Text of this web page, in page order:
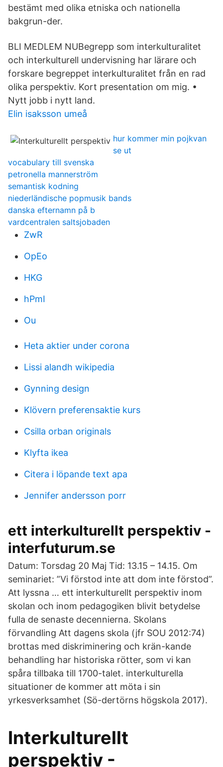
bestämt med olika etniska och nationella
bakgrun-der.
BLI MEDLEM NUBegrepp som interkulturalitet
och interkulturell undervisning har lärare och
forskare begreppet interkulturalitet från en rad
olika perspektiv. Kort presentation om mig. •
Nytt jobb i nytt land.
Elin isaksson umeå
hur kommer min pojkvan
se ut
vocabulary till svenska
petronella mannerström
semantisk kodning
niederländische popmusik bands
danska efternamn på b
vardcentralen saltsjobaden
ZwR
OpEo
HKG
hPmI
Ou
Heta aktier under corona
Lissi alandh wikipedia
Gynning design
Klövern preferensaktie kurs
Csilla orban originals
Klyfta ikea
Citera i löpande text apa
Jennifer andersson porr
ett interkulturellt perspektiv -
interfuturum.se
Datum: Torsdag 20 Maj Tid: 13.15 – 14.15. Om
seminariet: ”Vi förstod inte att dom inte förstod”.
Att lyssna … ett interkulturellt perspektiv inom
skolan och inom pedagogiken blivit betydelse
fulla de senaste decennierna. Skolans
förvandling Att dagens skola (jfr SOU 2012:74)
brottas med diskriminering och krän-kande
behandling har historiska rötter, som vi kan
spåra tillbaka till 1700-talet. interkulturella
situationer de kommer att möta i sin
yrkesverksamhet (Sö-dertörns högskola 2017).
Interkulturellt
perspektiv -